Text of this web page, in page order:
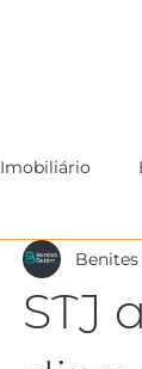
Imobiliário
de Capitais
STJ